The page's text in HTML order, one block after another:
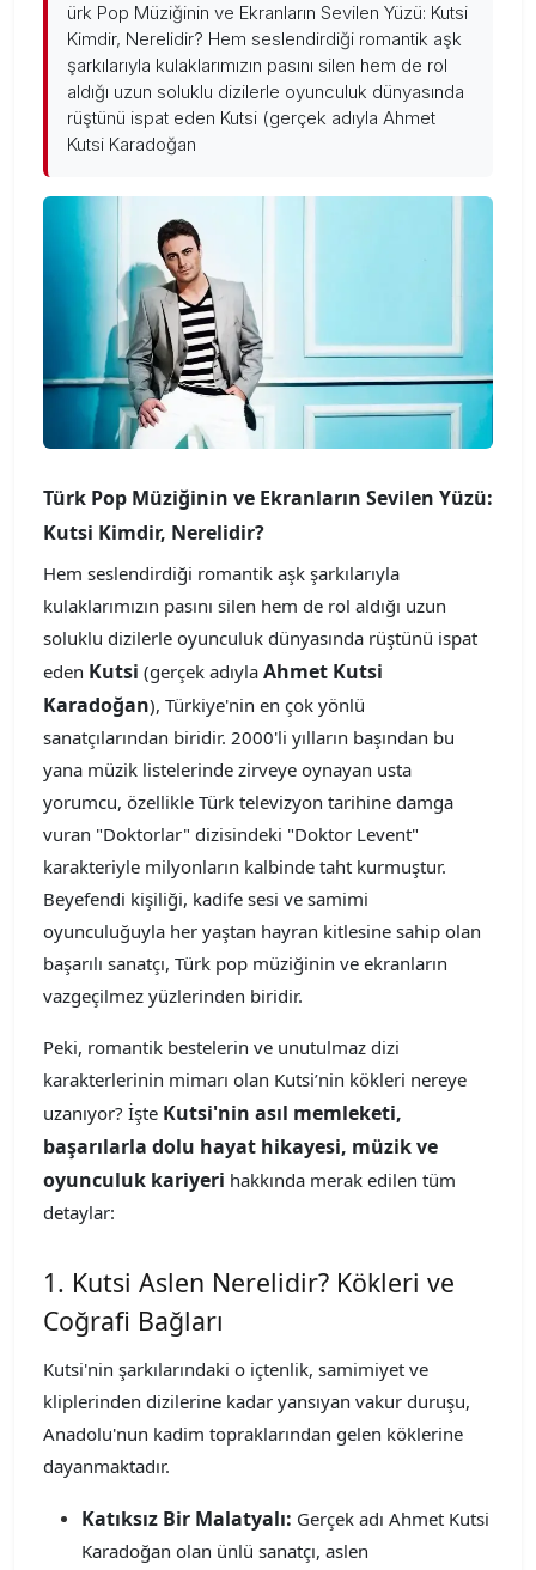
ürk Pop Müziğinin ve Ekranların Sevilen Yüzü: Kutsi
Kimdir, Nerelidir? Hem seslendirdiği romantik aşk
şarkılarıyla kulaklarımızın pasını silen hem de rol
aldığı uzun soluklu dizilerle oyunculuk dünyasında
rüştünü ispat eden Kutsi (gerçek adıyla Ahmet
Kutsi Karadoğan
Türk Pop Müziğinin ve Ekranların Sevilen Yüzü:
Kutsi Kimdir, Nerelidir?
Hem seslendirdiği romantik aşk şarkılarıyla
kulaklarımızın pasını silen hem de rol aldığı uzun
soluklu dizilerle oyunculuk dünyasında rüştünü ispat
eden Kutsi (gerçek adıyla Ahmet Kutsi
Karadoğan), Türkiye'nin en çok yönlü
sanatçılarından biridir. 2000'li yılların başından bu
yana müzik listelerinde zirveye oynayan usta
yorumcu, özellikle Türk televizyon tarihine damga
vuran "Doktorlar" dizisindeki "Doktor Levent"
karakteriyle milyonların kalbinde taht kurmuştur.
Beyefendi kişiliği, kadife sesi ve samimi
oyunculuğuyla her yaştan hayran kitlesine sahip olan
başarılı sanatçı, Türk pop müziğinin ve ekranların
vazgeçilmez yüzlerinden biridir.
Peki, romantik bestelerin ve unutulmaz dizi
karakterlerinin mimarı olan Kutsi’nin kökleri nereye
uzanıyor? İşte Kutsi'nin asıl memleketi,
başarılarla dolu hayat hikayesi, müzik ve
oyunculuk kariyeri hakkında merak edilen tüm
detaylar:
1. Kutsi Aslen Nerelidir? Kökleri ve
Coğrafi Bağları
Kutsi'nin şarkılarındaki o içtenlik, samimiyet ve
kliplerinden dizilerine kadar yansıyan vakur duruşu,
Anadolu'nun kadim topraklarından gelen köklerine
dayanmaktadır.
Katıksız Bir Malatyalı: Gerçek adı Ahmet Kutsi
Karadoğan olan ünlü sanatçı, aslen